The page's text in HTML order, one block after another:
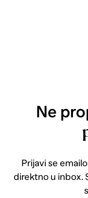
Ne
Prijavi se
direktno u inbox.